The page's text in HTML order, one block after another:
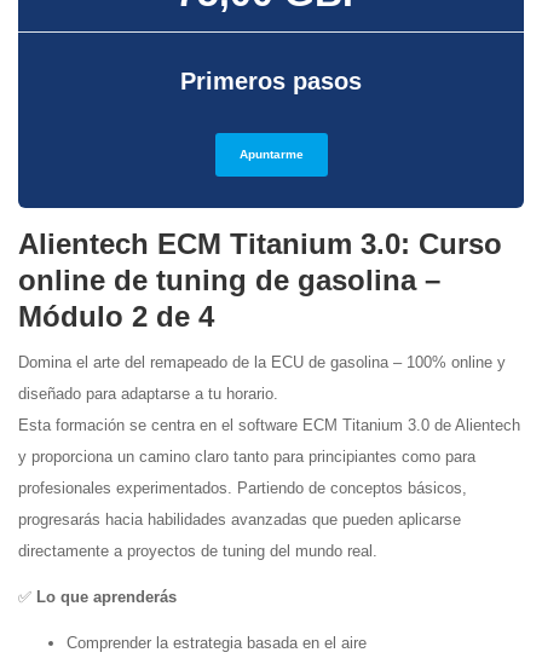
Primeros pasos
Apuntarme
Alientech ECM Titanium 3.0: Curso
online de tuning de gasolina –
Módulo 2 de 4
Domina el arte del remapeado de la ECU de gasolina – 100% online y
diseñado para adaptarse a tu horario.
Esta formación se centra en el software ECM Titanium 3.0 de Alientech
y proporciona un camino claro tanto para principiantes como para
profesionales experimentados. Partiendo de conceptos básicos,
progresarás hacia habilidades avanzadas que pueden aplicarse
directamente a proyectos de tuning del mundo real.
✅ Lo que aprenderás
Comprender la estrategia basada en el aire